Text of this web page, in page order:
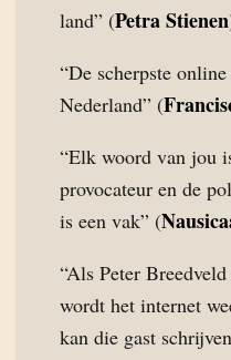
land” (Petra Stienen
“De scherpste
Nederland” (
“Elk woord van jou
provocateur en de
is een vak” (
“Als Peter
wordt het internet
kan die gast